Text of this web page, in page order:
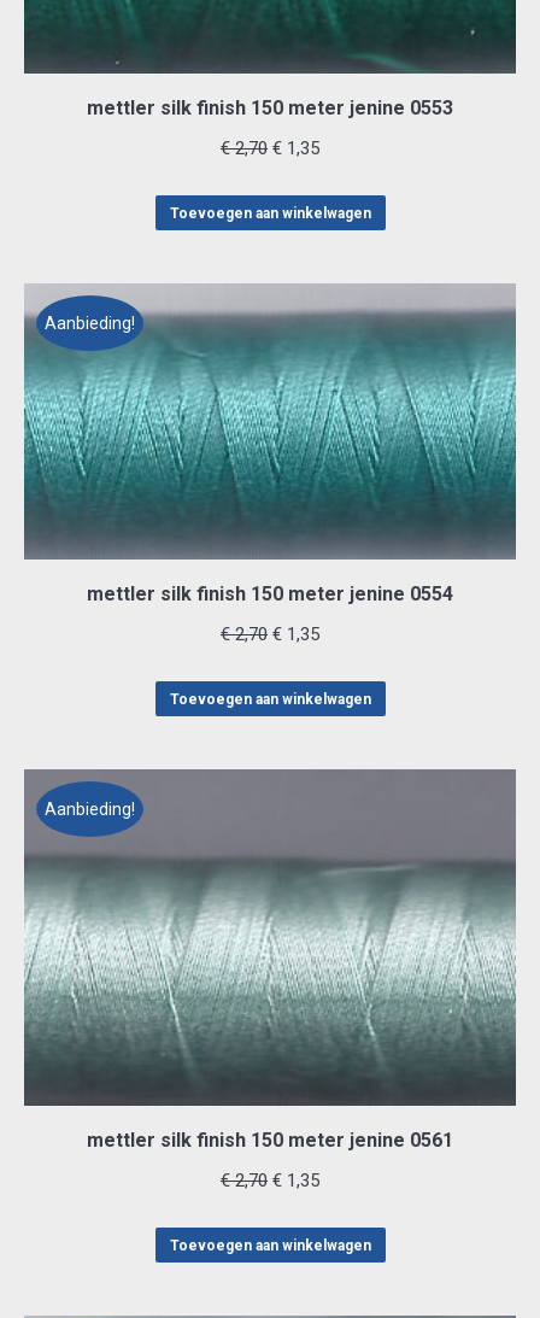
mettler silk finish 150 meter jenine 0553
€2,70 Oorspronkelijke
was:
€ 1,35Huidige
is:
Toevoegen aan winkelwagen
Aanbieding!
mettler silk finish 150 meter jenine 0554
€2,70 Oorspronkelijke
was:
€ 1,35Huidige
is:
Toevoegen aan winkelwagen
Aanbieding!
mettler silk finish 150 meter jenine 0561
€2,70 Oorspronkelijke
was:
€ 1,35Huidige
is:
Toevoegen aan winkelwagen